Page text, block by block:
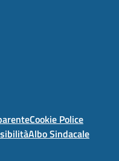
Cookie Police
Albo Sindacale